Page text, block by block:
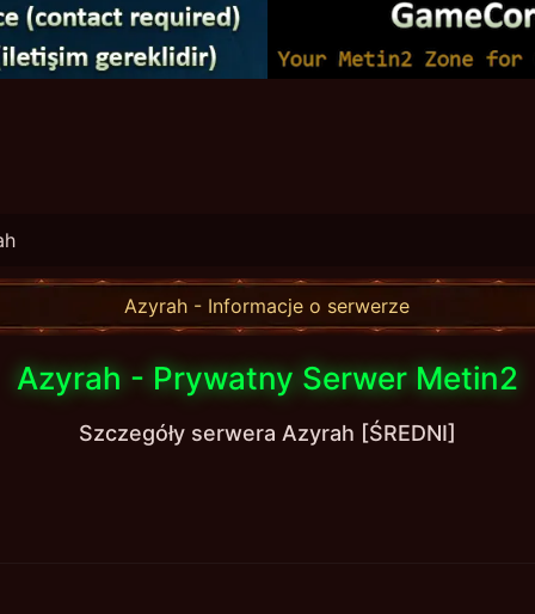
Azyrah - Informacje o serwerze
Azyrah - Prywatny Serwer Metin2
Szczegóły serwera Azyrah [ŚREDNI]